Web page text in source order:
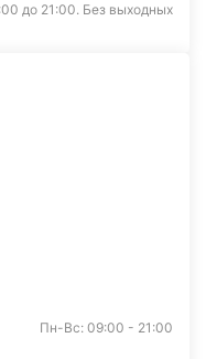
до 21:00. Без выходных
Пн-Вс: 09:00 - 21:00